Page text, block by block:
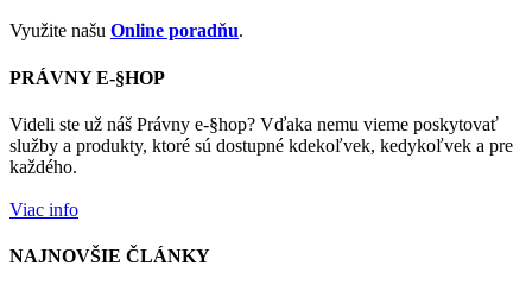
Využite našu Online poradňu.
PRÁVNY E-§HOP
Videli ste už náš Právny e-§hop? Vďaka nemu vieme poskytovať
služby a produkty, ktoré sú dostupné kdekoľvek, kedykoľvek a pre
každého.
Viac info
NAJNOVŠIE ČLÁNKY